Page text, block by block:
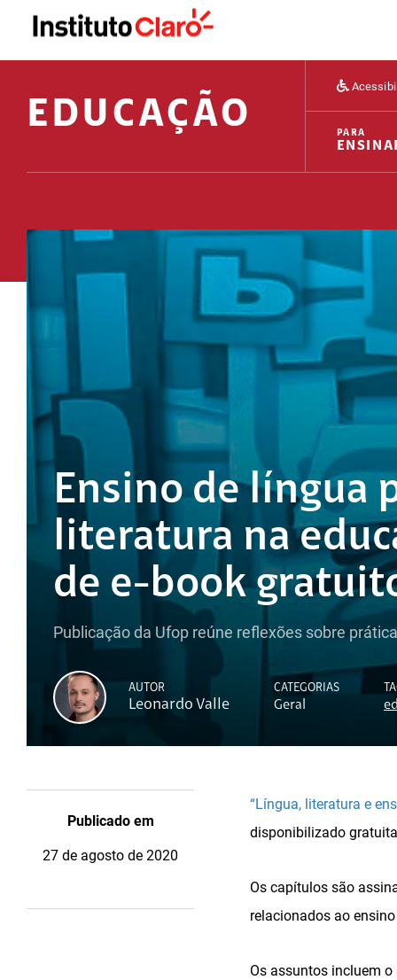
EDUCAÇÃO PARA
Ensino de língua
literatura na
de e-book
Publicação da Ufop reúne reflexões sobre
AUTOR
Leonardo Valle
CATEGORIAS
Geral
Publicado em
27 de agosto de 2020
“Língua, literatura e
disponibilizado
Os capítulos são
relacionados ao
Os assuntos incluem